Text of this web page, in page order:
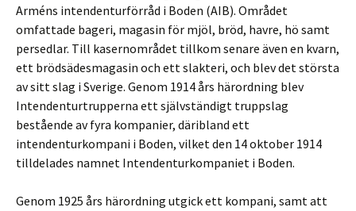
Arméns intendenturförråd i Boden (AIB). Området
omfattade bageri, magasin för mjöl, bröd, havre, hö samt
persedlar. Till kasernområdet tillkom senare även en kvarn,
ett brödsädesmagasin och ett slakteri, och blev det största
av sitt slag i Sverige. Genom 1914 års härordning blev
Intendenturtrupperna ett självständigt truppslag
bestående av fyra kompanier, däribland ett
intendenturkompani i Boden, vilket den 14 oktober 1914
tilldelades namnet Intendenturkompaniet i Boden.
Genom 1925 års härordning utgick ett kompani, samt att